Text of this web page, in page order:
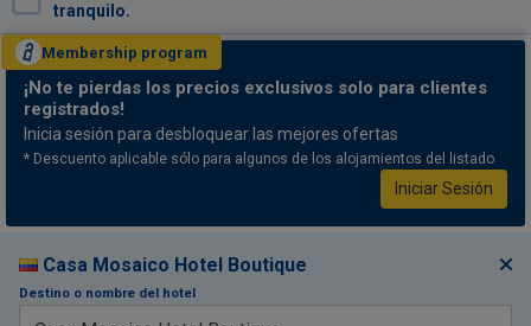
tranquilo.
Membership program
¡No te pierdas los precios exclusivos solo para clientes
registrados!
Inicia sesión para desbloquear las mejores ofertas
* Descuento aplicable sólo para algunos de los alojamientos del listado
Iniciar Sesión
Casa Mosaico Hotel Boutique
Destino o nombre del hotel